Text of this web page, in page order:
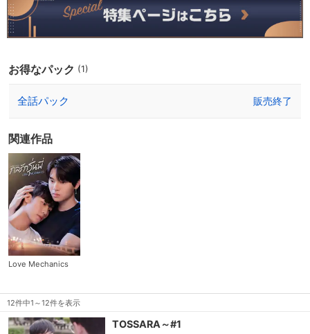
る。その願いとは、「先輩を口説く許可を出す」ことだった。
お得なパック (1)
全話パック 販売終了
関連作品
Love Mechanics
12件中1～12件を表示
TOSSARA～#1